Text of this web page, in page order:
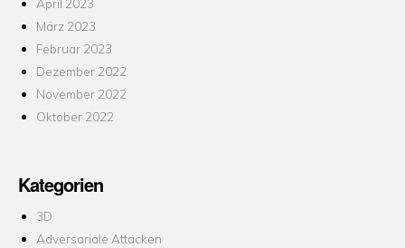
März 2023
Februar 2023
Dezember 2022
November 2022
Oktober 2022
Kategorien
3D
Adversariale Attacken